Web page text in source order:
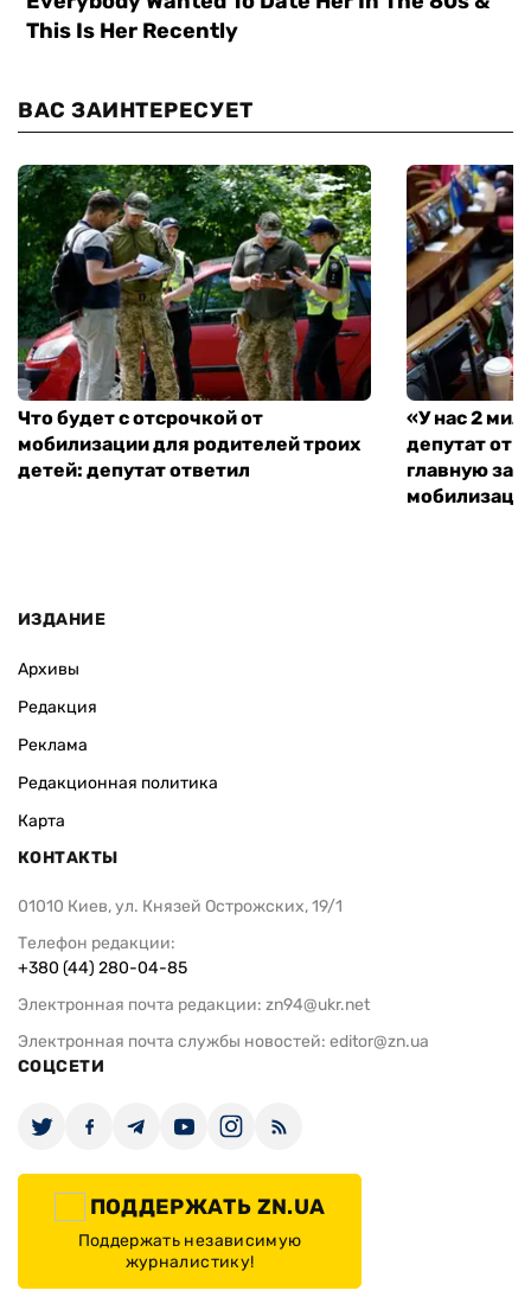
ВАС ЗАИНТЕРЕСУЕТ
Что будет с отсрочкой от
мобилизации для родителей троих
детей: депутат ответил
«У нас 2
депутат от
главную
ИЗДАНИЕ
Архивы
Редакция
Реклама
Редакционная политика
Карта
КОНТАКТЫ
01010 Киев, ул. Князей Острожских, 19/1
Телефон редакции:
+380 (44) 280-04-85
Электронная почта редакции: zn94@ukr.net
Электронная почта службы новостей: editor@zn.ua
СОЦСЕТИ
ПОДДЕРЖАТЬ ZN.UA
Поддержать независимую
журналистику!